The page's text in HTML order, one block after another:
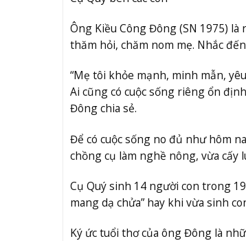
Ông Kiều Công Đông (SN 1975)
thăm hỏi, chăm nom mẹ. Nhắc
“Mẹ tôi khỏe mạnh, minh mẫn,
Ai cũng có cuộc sống riêng ổn
Đông chia sẻ.
Để có cuộc sống no đủ như hôm
chồng cụ làm nghề nông, vừa cấy
Cụ Quý sinh 14 người con trong
mang dạ chửa” hay khi vừa sinh
Ký ức tuổi thơ của ông Đông là